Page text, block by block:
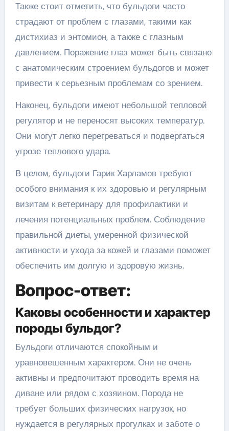
Также стоит отметить, что бульдоги часто
страдают от проблем с глазами, такими как
дистихиаз и энтомион, а также с глазным
давлением. Поражение глаз может быть связано
с анатомическим строением бульдогов и может
привести к серьезным проблемам со зрением.
Наконец, бульдоги имеют небольшой тепловой
регулятор и не переносят высоких температур.
Они могут легко перегреваться и подвергаться
угрозе теплового удара.
В целом, бульдоги Гарик Харламов требуют
особого внимания к их здоровью и регулярным
визитам к ветеринару для профилактики и
лечения потенциальных проблем. Соблюдение
правильной диеты, умеренной физической
активности и ухода за кожей и глазами поможет
обеспечить им долгую и здоровую жизнь.
Вопрос-ответ:
Каковы особенности и характер
породы бульдог?
Бульдоги отличаются спокойным и
уравновешенным характером. Они не очень
активны и предпочитают проводить время на
диване или рядом с хозяином. Порода не
требует больших физических нагрузок, но
нуждается в регулярных прогулках и заботе о